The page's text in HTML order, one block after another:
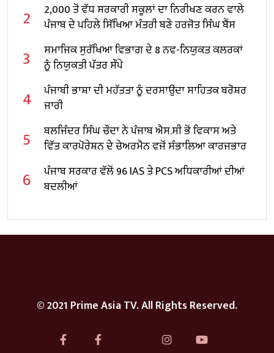
2
2,000 ਤੋਂ ਵੱਧ ਸਰਕਾਰੀ ਸਕੂਲਾਂ ਦਾ ਨਿਰੀਖਣ ਕਰਨ ਵਾਲੇ
ਪੰਜਾਬ ਦੇ ਪਹਿਲੇ ਸਿੱਖਿਆ ਮੰਤਰੀ ਬਣੇ ਹਰਜੋਤ ਸਿੰਘ ਬੈਂਸ
3
ਸਮਾਜਿਕ ਸੁਰੱਖਿਆ ਵਿਭਾਗ ਦੇ 8 ਨਵ-ਨਿਯੁਕਤ ਕਲਰਕਾਂ
ਨੂੰ ਨਿਯੁਕਤੀ ਪੱਤਰ ਸੌਂਪੇ
4
ਪੰਜਾਬੀ ਭਾਸ਼ਾ ਦੀ ਮਹੱਤਤਾ ਨੂੰ ਦਰਸਾਉਂਦਾ ਸਾਹਿਤਕ ਬਰੋਸ਼ਰ
ਜਾਰੀ
5
ਬਲਜਿੰਦਰ ਸਿੰਘ ਚੌਂਦਾ ਨੇ ਪੰਜਾਬ ਐਸ.ਸੀ ਭੋਂ ਵਿਕਾਸ ਅਤੇ
ਵਿੱਤ ਕਾਰਪੋਰੇਸ਼ਨ ਦੇ ਚੇਅਰਮੈਨ ਵਜੋਂ ਸੰਭਾਲਿਆ ਕਾਰਜਭਾਰ
6
ਪੰਜਾਬ ਸਰਕਾਰ ਵੱਲੋਂ 96 IAS ਤੇ PCS ਅਧਿਕਾਰੀਆਂ ਦੀਆਂ
ਬਦਲੀਆਂ
© 2021 Prime Asia TV. All Rights Reserved.